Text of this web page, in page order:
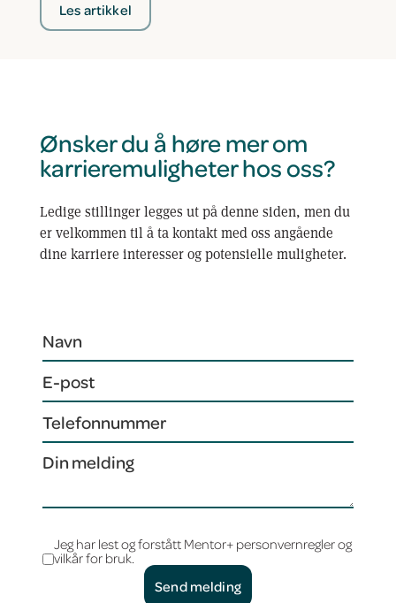
Les artikkel
Ønsker du å høre mer om
karrieremuligheter hos oss?
Ledige stillinger legges ut på denne siden, men du
er velkommen til å ta kontakt med oss angående
dine karriere interesser og potensielle muligheter.
Jeg har lest og forstått Mentor+ personvernregler og
vilkår for bruk.